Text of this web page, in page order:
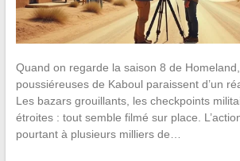
Quand on regarde la saison 8 de
poussiéreuses de Kaboul paraissent d’un
Les bazars grouillants, les checkpoints
étroites : tout semble filmé sur place.
pourtant à plusieurs milliers de…